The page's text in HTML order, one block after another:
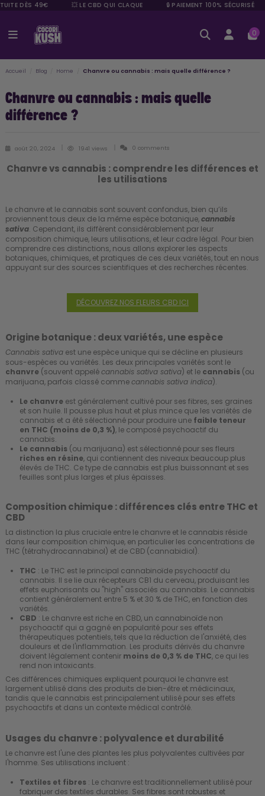
DÈS 49€ 💥 LE CBD QUI CLAQUE 🔒 PAIEMENT 100% SÉCURISÉ
0
Accueil Blog Home Chanvre ou cannabis : mais quelle différence ?
Chanvre ou cannabis : mais quelle
différence ?
août 20, 2024 1941 views 0 comments
Chanvre vs cannabis : comprendre les différences et
les utilisations
Le chanvre et le cannabis sont souvent confondus, bien qu’ils
proviennent tous deux de la même espèce botanique, cannabis
sativa. Cependant, ils diffèrent considérablement par leur
composition chimique, leurs utilisations, et leur cadre légal. Pour bien
comprendre ces distinctions, nous allons explorer les aspects
botaniques, chimiques, et pratiques de ces deux variétés, tout en nous
appuyant sur des sources scientifiques et des recherches récentes.
DÉCOUVREZ NOS FLEURS CBD ICI
Origine botanique : deux variétés, une espèce
Cannabis sativa est une espèce unique qui se décline en plusieurs
sous-espèces ou variétés. Les deux principales variétés sont le
chanvre (souvent appelé cannabis sativa sativa) et le cannabis (ou
marijuana, parfois classé comme cannabis sativa indica).
Le chanvre est généralement cultivé pour ses fibres, ses graines
et son huile. Il pousse plus haut et plus mince que les variétés de
cannabis et a été sélectionné pour produire une faible teneur
en THC (moins de 0,3 %), le composé psychoactif du
cannabis.
Le cannabis (ou marijuana) est sélectionné pour ses fleurs
riches en résine, qui contiennent des niveaux beaucoup plus
élevés de THC. Ce type de cannabis est plus buissonnant et ses
feuilles sont plus larges et plus épaisses.
Composition chimique : différences clés entre THC et
CBD
La distinction la plus cruciale entre le chanvre et le cannabis réside
dans leur composition chimique, en particulier les concentrations de
THC (tétrahydrocannabinol) et de CBD (cannabidiol).
THC : Le THC est le principal cannabinoïde psychoactif du
cannabis. Il se lie aux récepteurs CB1 du cerveau, produisant les
effets euphorisants ou "high" associés au cannabis. Le cannabis
contient généralement entre 5 % et 30 % de THC, en fonction des
variétés.
CBD : Le chanvre est riche en CBD, un cannabinoïde non
psychoactif qui a gagné en popularité pour ses effets
thérapeutiques potentiels, tels que la réduction de l'anxiété, des
douleurs et de l'inflammation. Les produits dérivés du chanvre
doivent légalement contenir moins de 0,3 % de THC, ce qui les
rend non intoxicants.
Ces différences chimiques expliquent pourquoi le chanvre est
largement utilisé dans des produits de bien-être et médicinaux,
tandis que le cannabis est principalement utilisé pour ses effets
psychoactifs et dans un contexte médical contrôlé.
Usages du chanvre : polyvalence et durabilité
Le chanvre est l'une des plantes les plus polyvalentes cultivées par
l'homme. Ses utilisations incluent :
Textiles et fibres : Le chanvre est traditionnellement utilisé pour
fabriquer des textiles durables. Ses fibres sont robustes et